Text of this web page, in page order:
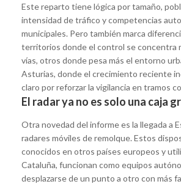
Este reparto tiene lógica por tamaño,
intensidad de tráfico y competencias
municipales. Pero también marca
territorios donde el control se concentra
vías, otros donde pesa más el entorno
Asturias, donde el crecimiento reciente
claro por reforzar la vigilancia en tramos
El radar ya no es solo una caja
Otra novedad del informe es la llegada a
radares móviles de remolque. Estos
conocidos en otros países europeos y
Cataluña, funcionan como equipos
desplazarse de un punto a otro con más